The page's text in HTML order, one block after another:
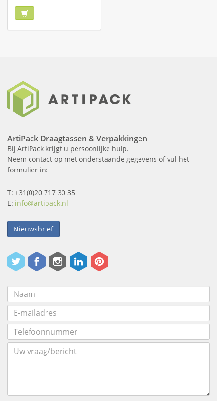
ArtiPack Draagtassen & Verpakkingen
Bij ArtiPack krijgt u persoonlijke hulp.
Neem contact op met onderstaande gegevens of vul het
formulier in:
T: +31(0)20 717 30 35
E: info@artipack.nl
Nieuwsbrief